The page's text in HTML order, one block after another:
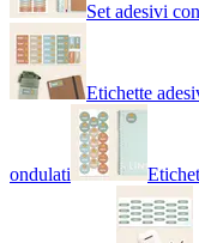
Set adesivi
Etichette
ondulati